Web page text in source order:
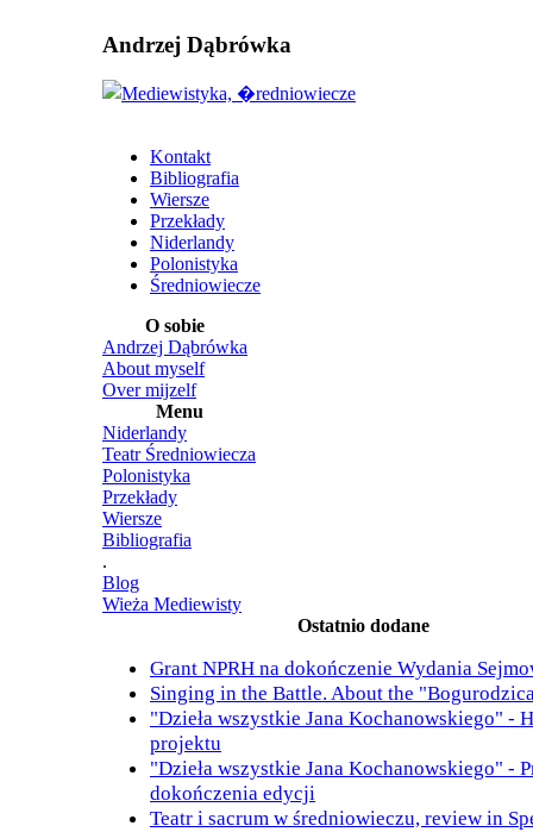
Andrzej Dąbrówka
Kontakt
Bibliografia
Wiersze
Przekłady
Niderlandy
Polonistyka
Średniowiecze
O sobie
Andrzej Dąbrówka
About myself
Over mijzelf
Menu
Niderlandy
Teatr Średniowiecza
Polonistyka
Przekłady
Wiersze
Bibliografia
.
Blog
Wieża Mediewisty
Ostatnio dodane
Grant NPRH na dokończenie Wydania
Singing in the Battle. About the
"Dzieła wszystkie Jana Kochanowskiego" -
projektu
"Dzieła wszystkie Jana Kochanowskiego" -
dokończenia edycji
Teatr i sacrum w średniowieczu, review in